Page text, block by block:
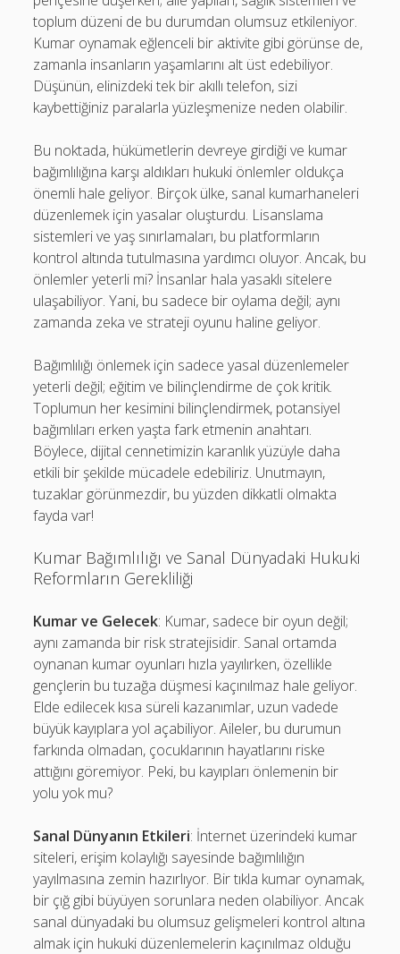
toplum düzeni de bu durumdan olumsuz etkileniyor.
Kumar oynamak eğlenceli bir aktivite gibi görünse de,
zamanla insanların yaşamlarını alt üst edebiliyor.
Düşünün, elinizdeki tek bir akıllı telefon, sizi
kaybettiğiniz paralarla yüzleşmenize neden olabilir.
Bu noktada, hükümetlerin devreye girdiği ve kumar
bağımlılığına karşı aldıkları hukuki önlemler oldukça
önemli hale geliyor. Birçok ülke, sanal kumarhaneleri
düzenlemek için yasalar oluşturdu. Lisanslama
sistemleri ve yaş sınırlamaları, bu platformların
kontrol altında tutulmasına yardımcı oluyor. Ancak, bu
önlemler yeterli mi? İnsanlar hala yasaklı sitelere
ulaşabiliyor. Yani, bu sadece bir oylama değil; aynı
zamanda zeka ve strateji oyunu haline geliyor.
Bağımlılığı önlemek için sadece yasal düzenlemeler
yeterli değil; eğitim ve bilinçlendirme de çok kritik.
Toplumun her kesimini bilinçlendirmek, potansiyel
bağımlıları erken yaşta fark etmenin anahtarı.
Böylece, dijital cennetimizin karanlık yüzüyle daha
etkili bir şekilde mücadele edebiliriz. Unutmayın,
tuzaklar görünmezdir, bu yüzden dikkatli olmakta
fayda var!
Kumar Bağımlılığı ve Sanal Dünyadaki Hukuki
Reformların Gerekliliği
Kumar ve Gelecek: Kumar, sadece bir oyun değil;
aynı zamanda bir risk stratejisidir. Sanal ortamda
oynanan kumar oyunları hızla yayılırken, özellikle
gençlerin bu tuzağa düşmesi kaçınılmaz hale geliyor.
Elde edilecek kısa süreli kazanımlar, uzun vadede
büyük kayıplara yol açabiliyor. Aileler, bu durumun
farkında olmadan, çocuklarının hayatlarını riske
attığını göremiyor. Peki, bu kayıpları önlemenin bir
yolu yok mu?
Sanal Dünyanın Etkileri: İnternet üzerindeki kumar
siteleri, erişim kolaylığı sayesinde bağımlılığın
yayılmasına zemin hazırlıyor. Bir tıkla kumar oynamak,
bir çığ gibi büyüyen sorunlara neden olabiliyor. Ancak
sanal dünyadaki bu olumsuz gelişmeleri kontrol altına
almak için hukuki düzenlemelerin kaçınılmaz olduğu